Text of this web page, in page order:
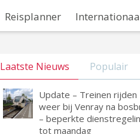
Reisplanner
Laatste Nieuws Populair
Update – Treinen rijden
weer bij Venray na
– beperkte
tot maandag